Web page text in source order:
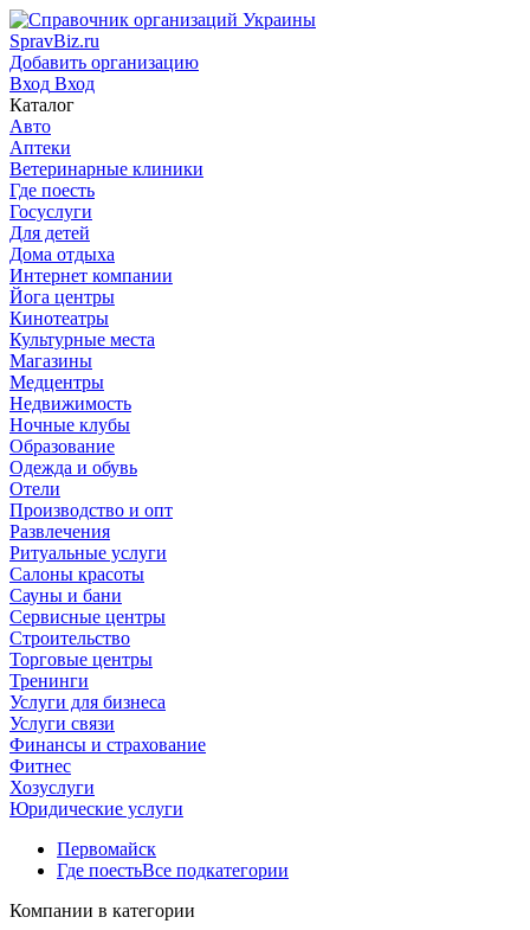
SpravBiz.ru
Добавить организацию
Вход Вход
Каталог
Авто
Аптеки
Ветеринарные клиники
Где поесть
Госуслуги
Для детей
Дома отдыха
Интернет компании
Йога центры
Кинотеатры
Культурные места
Магазины
Медцентры
Недвижимость
Ночные клубы
Образование
Одежда и обувь
Отели
Производство и опт
Развлечения
Ритуальные услуги
Салоны красоты
Сауны и бани
Сервисные центры
Строительство
Торговые центры
Тренинги
Услуги для бизнеса
Услуги связи
Финансы и страхование
Фитнес
Хозуслуги
Юридические услуги
Первомайск
Где поестьВсе подкатегории
Компании в категории